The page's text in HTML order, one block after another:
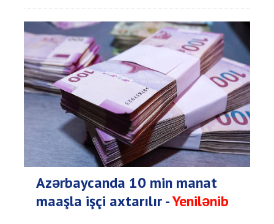
Azərbaycanda 10 min manat
maaşla işçi axtarılır -Yenilənib